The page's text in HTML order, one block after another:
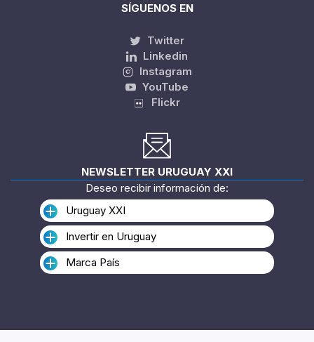
SÍGUENOS EN
Twitter
Linkedin
Instagram
YouTube
Flickr
NEWSLETTER URUGUAY XXI
Deseo recibir información de:
Uruguay XXI
Invertir en Uruguay
Marca País